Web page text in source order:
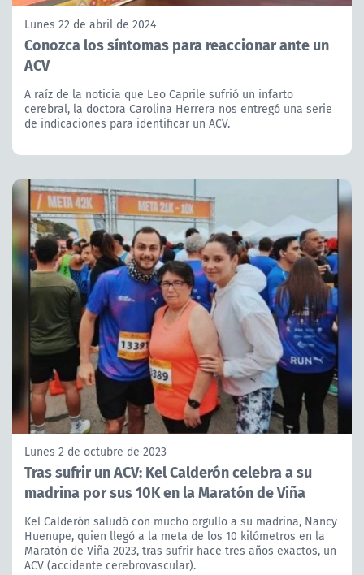
Lunes 22 de abril de 2024
Conozca los síntomas para reaccionar ante un
ACV
A raíz de la noticia que Leo Caprile sufrió un infarto
cerebral, la doctora Carolina Herrera nos entregó una serie
de indicaciones para identificar un ACV.
Lunes 2 de octubre de 2023
Tras sufrir un ACV: Kel Calderón celebra a su
madrina por sus 10K en la Maratón de Viña
Kel Calderón saludó con mucho orgullo a su madrina, Nancy
Huenupe, quien llegó a la meta de los 10 kilómetros en la
Maratón de Viña 2023, tras sufrir hace tres años exactos, un
ACV (accidente cerebrovascular).